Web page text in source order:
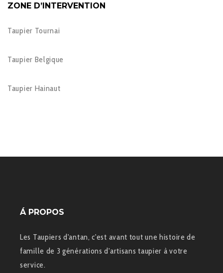
ZONE D’INTERVENTION
Taupier Tournai
Taupier Belgique
Taupier Hainaut
Á PROPOS
Les Taupiers d'antan, c'est avant tout une histoire de
famille de 3 générations d'artisans taupier à votre
service.